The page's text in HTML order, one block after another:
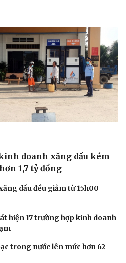
Nhà đẹp
doanh xăng dầu kém
1,7 tỷ đồng
dầu đều giảm từ 15h00
hiện 17 trường hợp kinh doanh
trong nước lên mức hơn 62